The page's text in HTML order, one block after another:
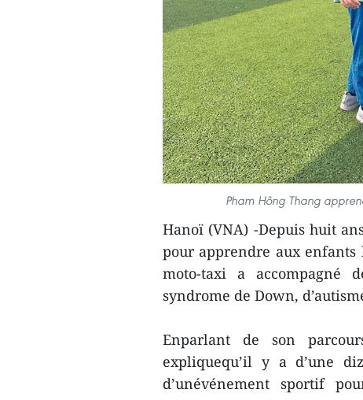
Pham Hông Thang
Hanoï (VNA) -Depuis huit
pour apprendre aux enfants
moto-taxi a accompagné
syndrome de Down,
Enparlant de son
expliquequ’il y a d’une
d’unévénement sportif